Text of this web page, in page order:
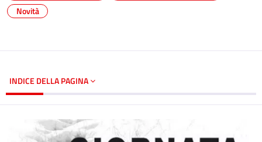
Novità
INDICE DELLA PAGINA